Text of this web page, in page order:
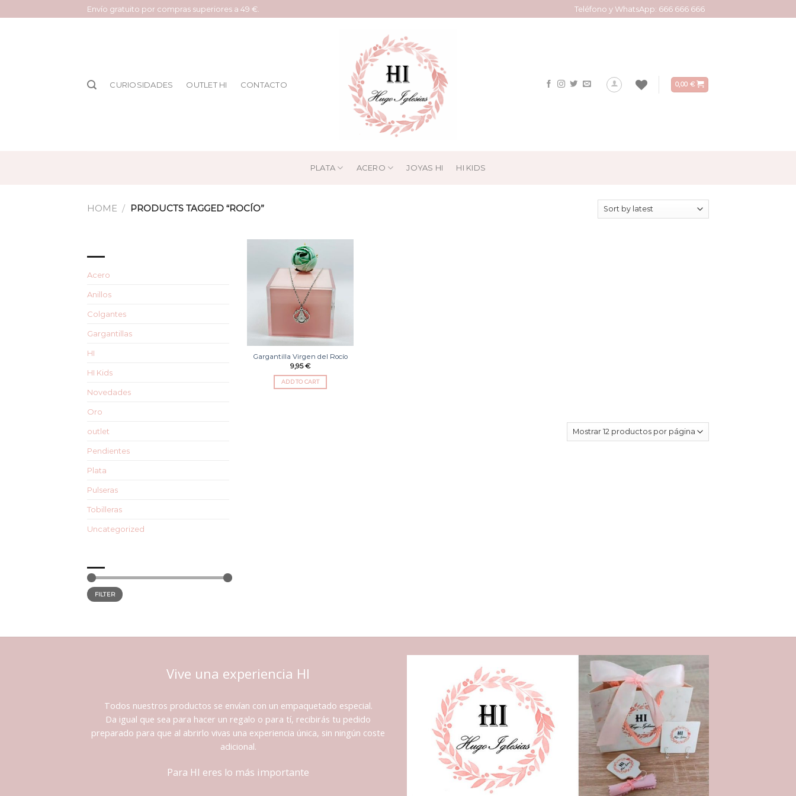
al
Envío gratuito por compras superiores a 49 €. Teléfono y WhatsApp: 666 666 666
CURIOSIDADES OUTLET HI CONTACTO 0,00 €
PLATA ACERO JOYAS HI HI KIDS
HOME / PRODUCTS TAGGED “ROCÍO”
Acero
Anillos
Colgantes
Gargantillas
HI
HI Kids
Novedades
Oro
outlet
Pendientes
Plata
Pulseras
Tobilleras
Uncategorized
Min
price
Max
priceFILTER
a la
lista
de
deseos
Gargantilla Virgen del Rocío
9,95€
ADD TO CART
Vive una experiencia HI
Todos nuestros productos se envían con un empaquetado especial.
Da igual que sea para hacer un regalo o para tí, recibirás tu pedido
preparado para que al abrirlo vivas una experiencia única, sin ningún coste
adicional.
Para HI eres lo más importante